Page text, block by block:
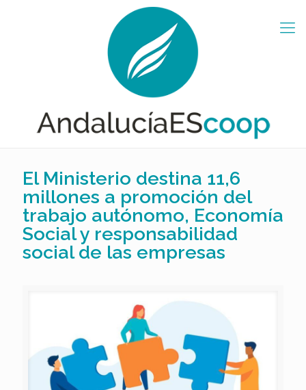
El Ministerio destina 11,6
millones a promoción del
trabajo autónomo, Economía
Social y responsabilidad
social de las empresas